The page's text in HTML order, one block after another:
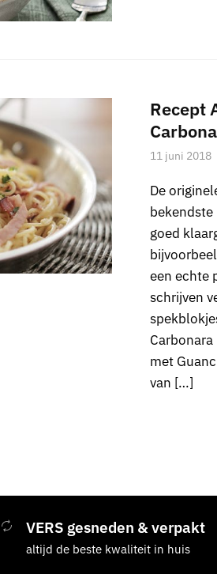
Recept
11 juni 2018
De
goed
een echte
schrijven
met
van […]
VERS gesneden & verpakt
altijd de beste kwaliteit in huis